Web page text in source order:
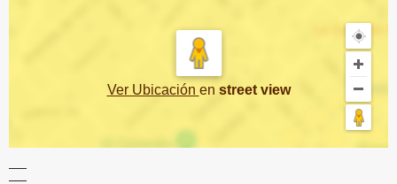
Ver Ubicación en street view